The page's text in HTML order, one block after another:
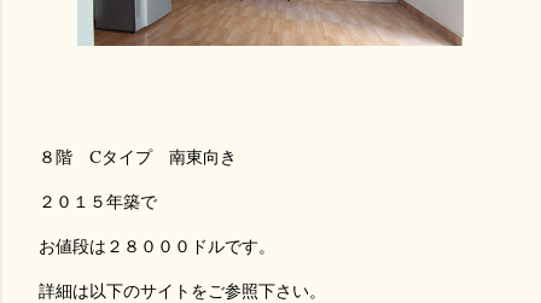
８階 Cタイプ 南東向き
２０１５年築で
お値段は２８０００ドルです。
詳細は以下のサイトをご参照下さい。